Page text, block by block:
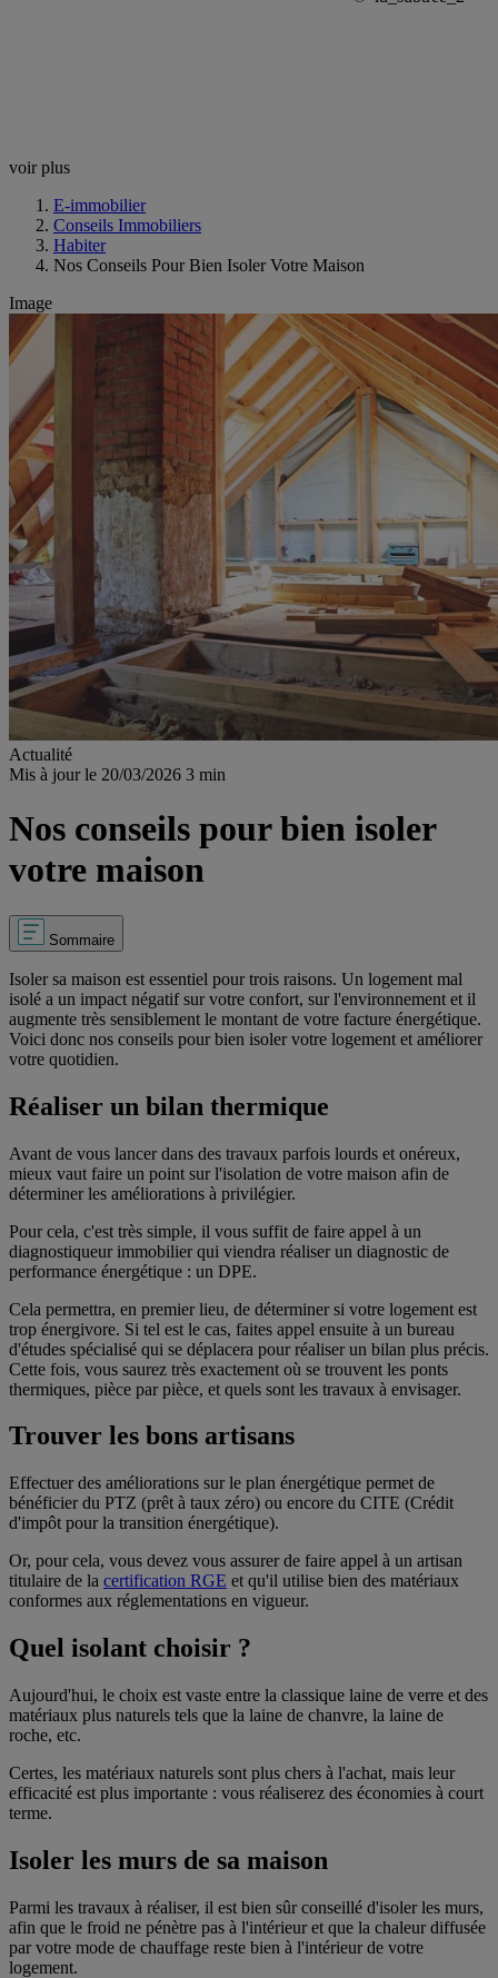
voir plus
E-immobilier
Conseils Immobiliers
Habiter
Nos Conseils Pour Bien Isoler Votre Maison
Image
Actualité
Mis à jour le 20/03/2026 3 min
Nos conseils pour bien isoler
votre maison
Sommaire
Isoler sa maison est essentiel pour trois raisons. Un logement mal
isolé a un impact négatif sur votre confort, sur l'environnement et il
augmente très sensiblement le montant de votre facture énergétique.
Voici donc nos conseils pour bien isoler votre logement et améliorer
votre quotidien.
Réaliser un bilan thermique
Avant de vous lancer dans des travaux parfois lourds et onéreux,
mieux vaut faire un point sur l'isolation de votre maison afin de
déterminer les améliorations à privilégier.
Pour cela, c'est très simple, il vous suffit de faire appel à un
diagnostiqueur immobilier qui viendra réaliser un diagnostic de
performance énergétique : un DPE.
Cela permettra, en premier lieu, de déterminer si votre logement est
trop énergivore. Si tel est le cas, faites appel ensuite à un bureau
d'études spécialisé qui se déplacera pour réaliser un bilan plus précis.
Cette fois, vous saurez très exactement où se trouvent les ponts
thermiques, pièce par pièce, et quels sont les travaux à envisager.
Trouver les bons artisans
Effectuer des améliorations sur le plan énergétique permet de
bénéficier du PTZ (prêt à taux zéro) ou encore du CITE (Crédit
d'impôt pour la transition énergétique).
Or, pour cela, vous devez vous assurer de faire appel à un artisan
titulaire de la certification RGE et qu'il utilise bien des matériaux
conformes aux réglementations en vigueur.
Quel isolant choisir ?
Aujourd'hui, le choix est vaste entre la classique laine de verre et des
matériaux plus naturels tels que la laine de chanvre, la laine de
roche, etc.
Certes, les matériaux naturels sont plus chers à l'achat, mais leur
efficacité est plus importante : vous réaliserez des économies à court
terme.
Isoler les murs de sa maison
Parmi les travaux à réaliser, il est bien sûr conseillé d'isoler les murs,
afin que le froid ne pénètre pas à l'intérieur et que la chaleur diffusée
par votre mode de chauffage reste bien à l'intérieur de votre
logement.